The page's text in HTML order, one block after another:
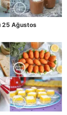
25 Ağustos